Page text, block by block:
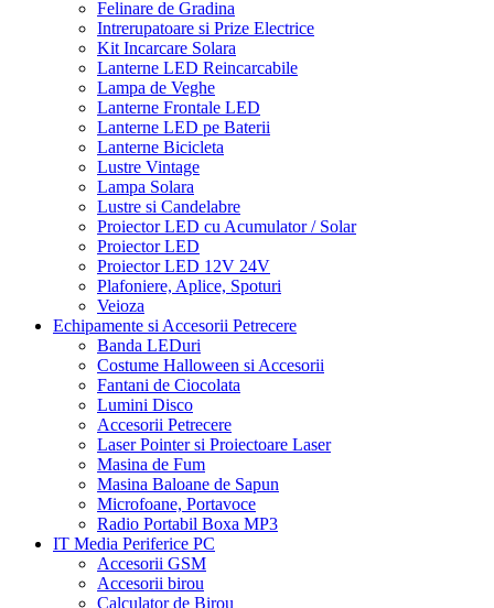
Felinare de Gradina
Intrerupatoare si Prize Electrice
Kit Incarcare Solara
Lanterne LED Reincarcabile
Lampa de Veghe
Lanterne Frontale LED
Lanterne LED pe Baterii
Lanterne Bicicleta
Lustre Vintage
Lampa Solara
Lustre si Candelabre
Proiector LED cu Acumulator / Solar
Proiector LED
Proiector LED 12V 24V
Plafoniere, Aplice, Spoturi
Veioza
Echipamente si Accesorii Petrecere
Banda LEDuri
Costume Halloween si Accesorii
Fantani de Ciocolata
Lumini Disco
Accesorii Petrecere
Laser Pointer si Proiectoare Laser
Masina de Fum
Masina Baloane de Sapun
Microfoane, Portavoce
Radio Portabil Boxa MP3
IT Media Periferice PC
Accesorii GSM
Accesorii birou
Calculator de Birou